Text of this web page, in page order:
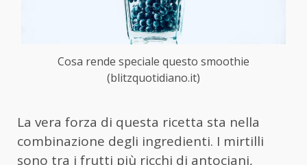
Cosa rende speciale questo smoothie
(blitzquotidiano.it)
La vera forza di questa ricetta sta nella
combinazione degli ingredienti. I mirtilli
sono tra i frutti più ricchi di antociani,